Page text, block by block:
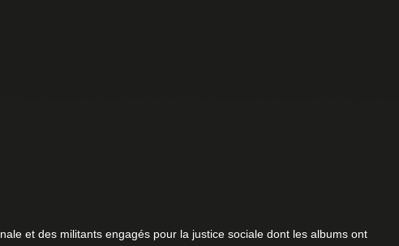
et des militants engagés pour la justice sociale dont les albums ont